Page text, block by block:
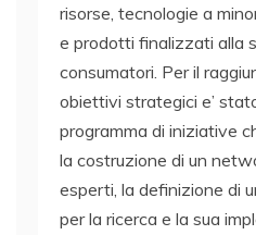
risorse, tecnologie a
e prodotti finalizzati alla
consumatori. Per il
obiettivi strategici e’
programma di iniziative
la costruzione di un
esperti, la definizione di
per la ricerca e la sua